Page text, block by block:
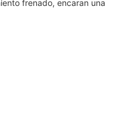
frenado, encaran una